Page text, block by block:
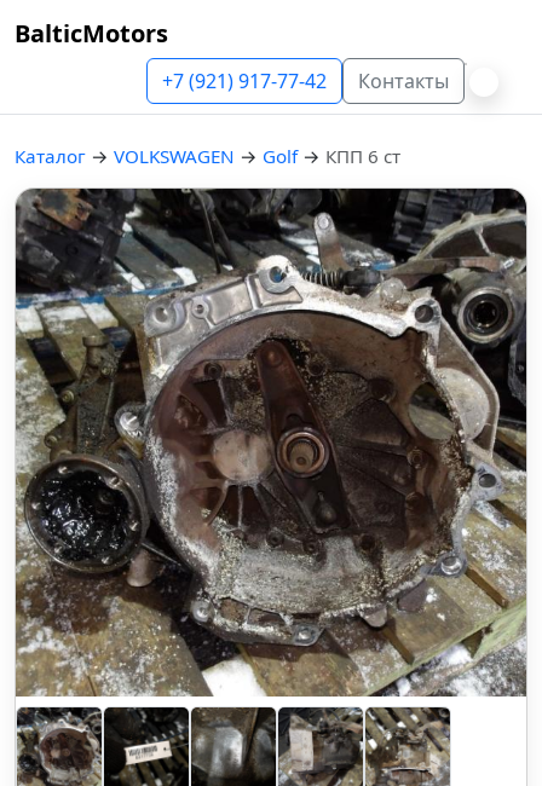
BalticMotors
+7 (921) 917-77-42 Контакты
Каталог → VOLKSWAGEN → Golf → КПП 6 ст